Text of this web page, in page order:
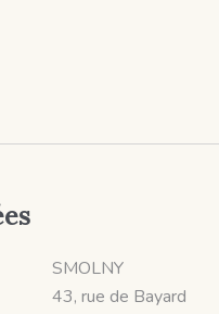
SMOLNY
43, rue de Bayard